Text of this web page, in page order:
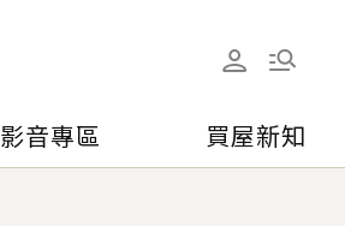
影音專區 買屋新知